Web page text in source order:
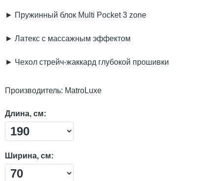
► Пружинный блок Multi Pocket 3 zone
► Латекс с массажным эффектом
► Чехол стрейч-жаккард глубокой прошивки
Производитель: MatroLuxe
Длина, см:
Ширина, см: